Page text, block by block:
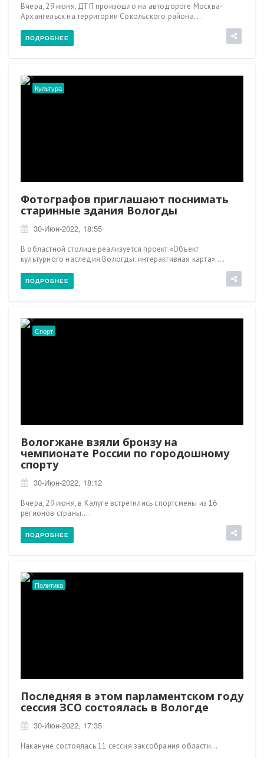
Вчера, 29 июня, ДТП произошло на автодороге Москва-
Архангельск на территории Сокольского района. ...
ПОДРОБНЕЕ
Культура
Фотографов приглашают поснимать
старинные здания Вологды
30-Июн-2022, 18:55
В областной столице реализуется проект «Объект
культурного наследия Вологды: интерактивная карта»....
ПОДРОБНЕЕ
Спорт
Вологжане взяли бронзу на
чемпионате России по городошному
спорту
30-Июн-2022, 18:12
Вчера, 29 июня, в Калуге встретились спортсмены из 16
регионов страны....
ПОДРОБНЕЕ
Политика
Последняя в этом парламентском году
сессия ЗСО состоялась в Вологде
30-Июн-2022, 17:35
Накануне состоялась 11 сессия заксобрания области....